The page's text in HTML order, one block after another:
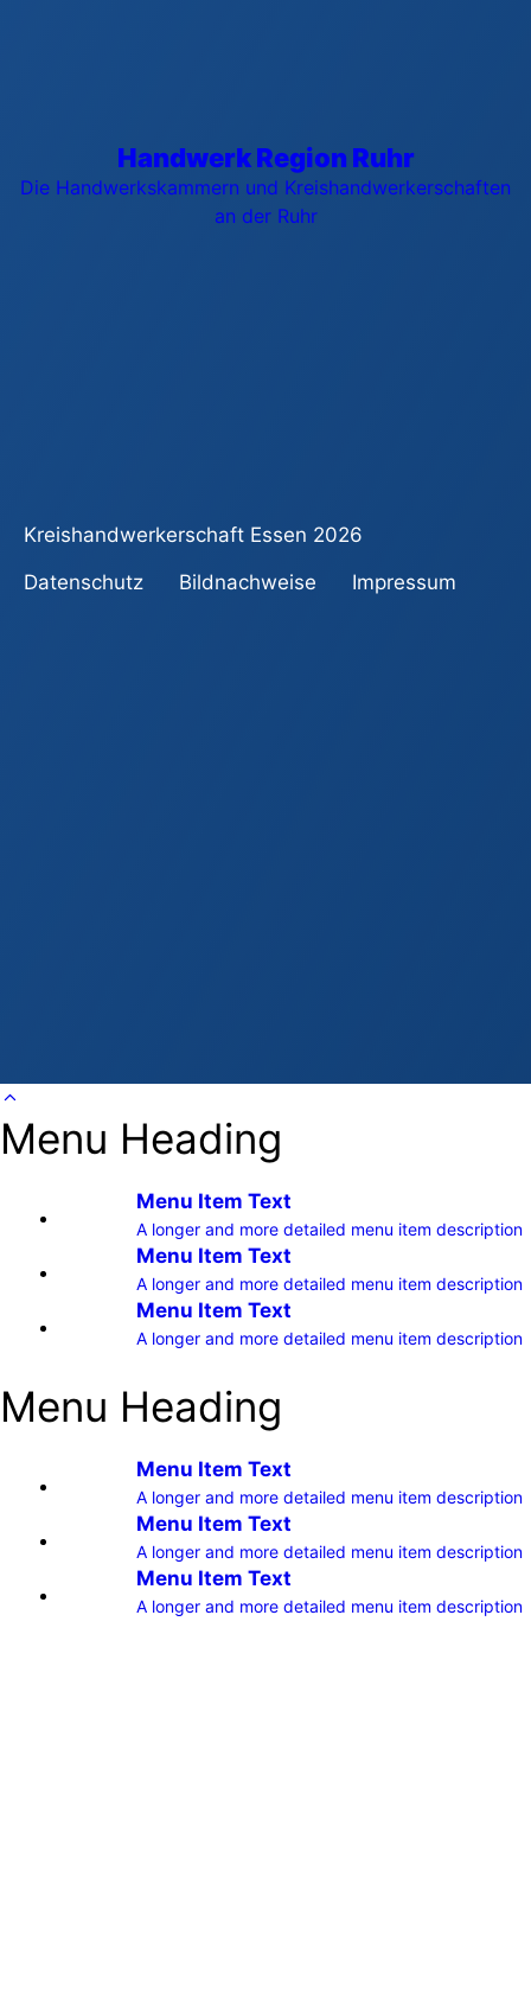
Handwerk Region Ruhr
Die Handwerkskammern und Kreishandwerkerschaften
an der Ruhr
Kreishandwerkerschaft Essen 2026
Datenschutz
Bildnachweise Impressum
Menu Heading
Menu Item Text
A longer and more detailed menu item description
Menu Item Text
A longer and more detailed menu item description
Menu Item Text
A longer and more detailed menu item description
Menu Heading
Menu Item Text
A longer and more detailed menu item description
Menu Item Text
A longer and more detailed menu item description
Menu Item Text
A longer and more detailed menu item description